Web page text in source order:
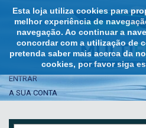
Esta loja utiliza cookies para
melhor experiência de
navegação. Ao continuar a
concordar com a utilização de
pretenda saber mais acerca da
cookies, por favor siga
ENTRAR
A SUA CONTA